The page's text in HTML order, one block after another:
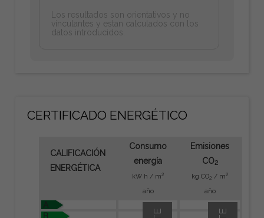
Los resultados son orientativos y no
vinculantes y estan calculados con los
datos introducidos.
CERTIFICADO ENERGÉTICO
CALIFICACIÓN
ENERGÉTICA
Consumo
energía
kW h / m2
año
Emisiones
CO2
kg CO2 / m2
año
A
B